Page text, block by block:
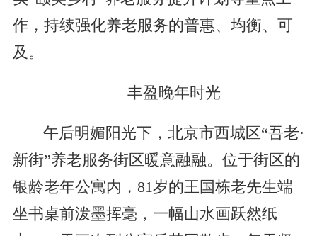
作，持续强化养老服务的普惠、均衡、可
及。
丰盈晚年时光
午后明媚阳光下，北京市西城区“吾老·
新街”养老服务街区暖意融融。位于街区的
银龄老年公寓内，81岁的王国栋老先生端
坐书桌前泼墨挥毫，一幅山水画跃然纸